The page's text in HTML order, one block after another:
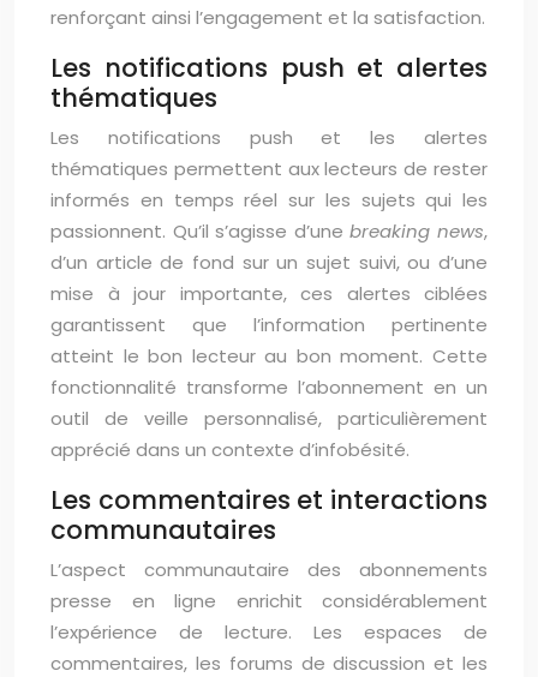
renforçant ainsi l’engagement et la satisfaction.
Les notifications push et alertes
thématiques
Les notifications push et les alertes
thématiques permettent aux lecteurs de rester
informés en temps réel sur les sujets qui les
passionnent. Qu’il s’agisse d’unebreaking news,
d’un article de fond sur un sujet suivi, ou d’une
mise à jour importante, ces alertes ciblées
garantissent que l’information pertinente
atteint le bon lecteur au bon moment. Cette
fonctionnalité transforme l’abonnement en un
outil de veille personnalisé, particulièrement
apprécié dans un contexte d’infobésité.
Les commentaires et interactions
communautaires
L’aspect communautaire des abonnements
presse en ligne enrichit considérablement
l’expérience de lecture. Les espaces de
commentaires, les forums de discussion et les